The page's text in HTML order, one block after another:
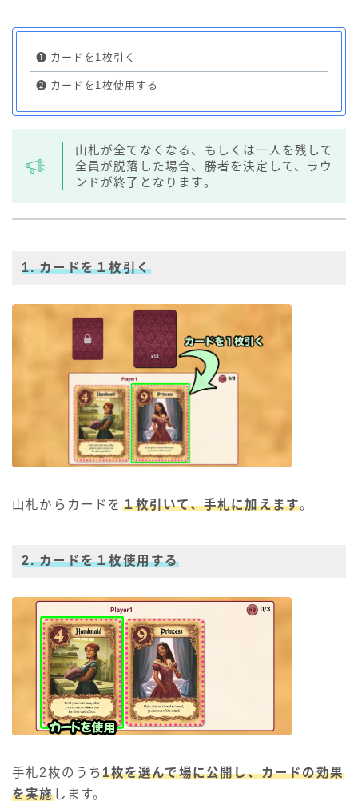
❶ カードを1枚引く
❷ カードを1枚使用する
山札が全てなくなる、もしくは一人を残して
全員が脱落した場合、勝者を決定して、ラウ
ンドが終了となります。
1. カードを１枚引く
山札からカードを １枚引いて、手札に加えます。
2. カードを１枚使用する
手札2枚のうち1枚を選んで場に公開し、カードの効果
を実施します。